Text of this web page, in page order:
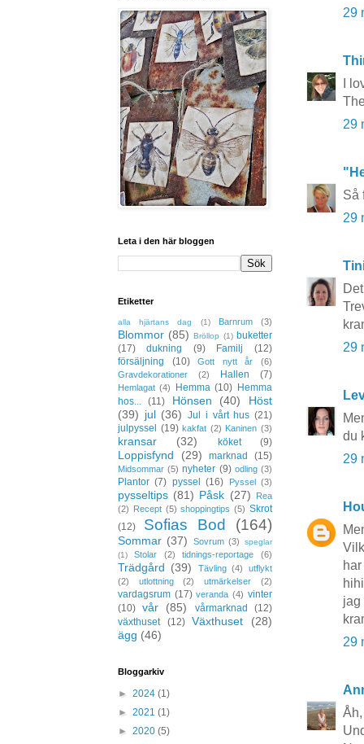
29
I
29
Så
29
29
du
29
jag
29
Leta i den här bloggen
Etiketter
alla hjärtans dag (1) Barnrum (3)
Blommor (85) Bröllop (1) buketter
(17)
dukning (9) Familj
(12)
försäljning
(10) Gott nytt år
(6)
Gravdekorationer
(2) Hallen (7)
Hemlagat (4) Hemma (10) Hemma
hos...
(11) Hönsen (40)
Höst
(39) jul (36) Jul i vårt hus (21)
julpyssel
(19) kakfat (2) Kaninen (3)
kransar (32) köket (9)
Loppisfynd (29) marknad (15)
Midsommar (5) nyheter (9) odling (3)
Plantor (7) pyssel (16) Pyssel (3)
pysseltips (81) Påsk (27)
Rea
(2) Recept (5) shoppingtips (5) Skrot
(12)
Sofias Bod (164)
Sommar (37) Sovrum (3)
speglar
(1)
Stolar (2) tidnings-reportage (6)
Trädgård (39) Tävling (4)
utflykt
(2)
utlottning (2) utmärkelser (2)
vardagsrum (17) veranda (4) vinter
(10) vår (85) vårmarknad
(12)
växthuset
(12) Växthuset
(28)
ägg (46)
Bloggarkiv
► 2024 (1)
► 2021 (1)
► 2020 (5)